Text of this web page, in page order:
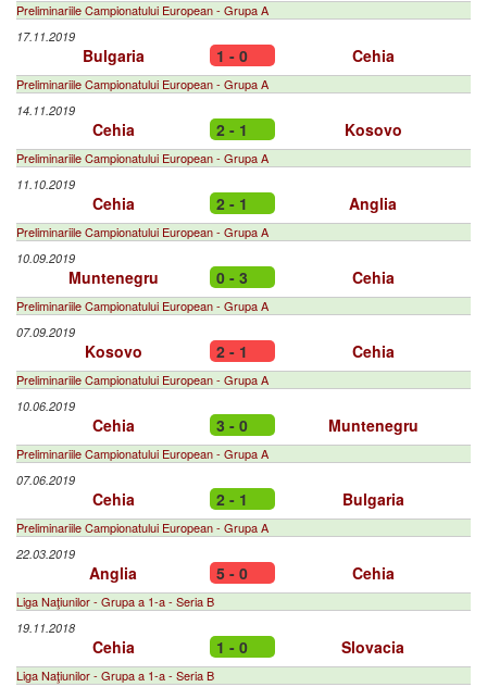
Preliminariile Campionatului European - Grupa A
17.11.2019
Bulgaria 1 - 0 Cehia
Preliminariile Campionatului European - Grupa A
14.11.2019
Cehia 2 - 1 Kosovo
Preliminariile Campionatului European - Grupa A
11.10.2019
Cehia 2 - 1 Anglia
Preliminariile Campionatului European - Grupa A
10.09.2019
Muntenegru 0 - 3 Cehia
Preliminariile Campionatului European - Grupa A
07.09.2019
Kosovo 2 - 1 Cehia
Preliminariile Campionatului European - Grupa A
10.06.2019
Cehia 3 - 0 Muntenegru
Preliminariile Campionatului European - Grupa A
07.06.2019
Cehia 2 - 1 Bulgaria
Preliminariile Campionatului European - Grupa A
22.03.2019
Anglia 5 - 0 Cehia
Liga Naţiunilor - Grupa a 1-a - Seria B
19.11.2018
Cehia 1 - 0 Slovacia
Liga Naţiunilor - Grupa a 1-a - Seria B